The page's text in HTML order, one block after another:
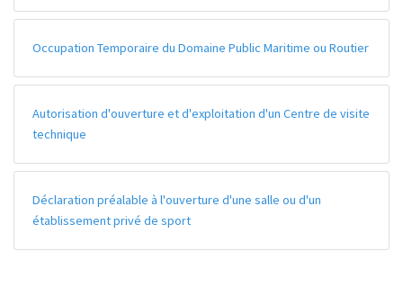
Occupation Temporaire du Domaine Public Maritime ou Routier
Autorisation d'ouverture et d'exploitation d'un Centre de visite
technique
Déclaration préalable à l'ouverture d'une salle ou d'un
établissement privé de sport